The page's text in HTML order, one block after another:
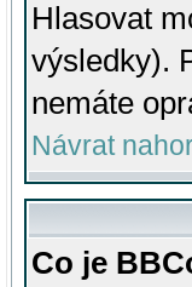
Hlasovat
výsledky).
nemáte
Návrat
Co je